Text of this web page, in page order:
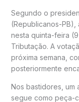
Segundo o
(Republicanos-
nesta quinta-feira
Tributação. A
próxima semana,
posteriormente
Nos bastidores, um
segue como peça-